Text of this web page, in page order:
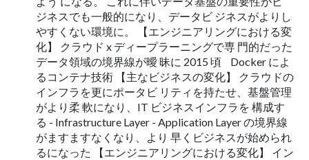
ジネスでも⼀般的になり、データビ ジネスがよりし
やすくない環境に。 【エンジニアリングにおける変
化】 クラウド x ディープラーニングで専 ⾨的だった
データ領域の境界線が曖 昧に 2015 頃 Docker によ
るコンテナ技術 【主なビジネスの変化】 クラウドの
インフラを更にポータビ リティを持たせ、基盤管理
がより柔 軟になり、IT ビジネスインフラを 構成す
る - Infrastructure Layer - Application Layer の境界線
がますますなくなり、より 早くビジネスが始められ
るになった 【エンジニアリングにおける変化】 イン